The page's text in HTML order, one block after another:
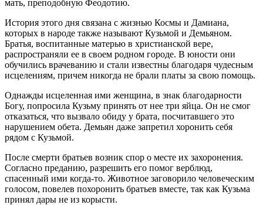
мать, преподобную Феодотию.
История этого дня связана с жизнью Космы и Дамиана,
которых в народе также называют Кузьмой и Демьяном.
Братья, воспитанные матерью в христианской вере,
распространяли ее в своем родном городе. В юности они
обучились врачеванию и стали известны благодаря чудесным
исцелениям, причем никогда не брали платы за свою помощь.
Однажды исцеленная ими женщина, в знак благодарности
Богу, попросила Кузьму принять от нее три яйца. Он не смог
отказаться, что вызвало обиду у брата, посчитавшего это
нарушением обета. Демьян даже запретил хоронить себя
рядом с Кузьмой.
После смерти братьев возник спор о месте их захоронения.
Согласно преданию, разрешить его помог верблюд,
спасенный ими когда-то. Животное заговорило человеческим
голосом, повелев похоронить братьев вместе, так как Кузьма
принял дары не из корысти.